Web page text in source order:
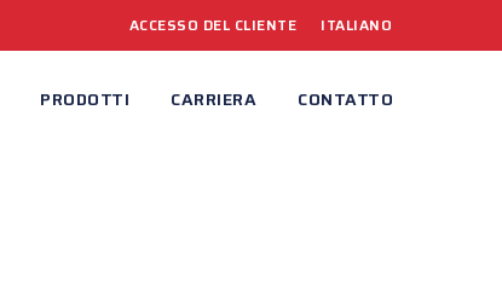
ACCESSO DEL CLIENTE ITALIANO
PRODOTTI CARRIERA CONTATTO